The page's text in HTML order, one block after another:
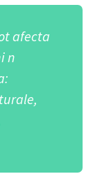
afecta
n